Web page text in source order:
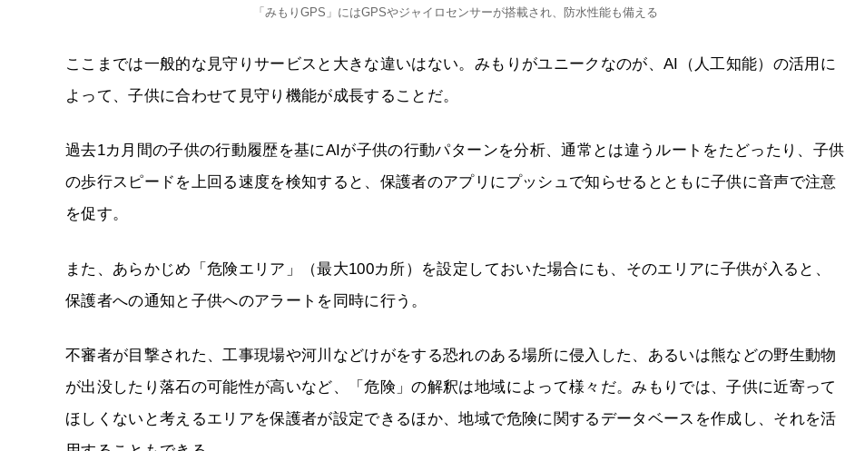
「みもりGPS」にはGPSやジャイロセンサーが搭載され、防水性能も備える
ここまでは一般的な見守りサービスと大きな違いはない。みもりがユニークなのが、AI（人工知能）の活用に
よって、子供に合わせて見守り機能が成長することだ。
過去1カ月間の子供の行動履歴を基にAIが子供の行動パターンを分析、通常とは違うルートをたどったり、子供
の歩行スピードを上回る速度を検知すると、保護者のアプリにプッシュで知らせるとともに子供に音声で注意
を促す。
また、あらかじめ「危険エリア」（最大100カ所）を設定しておいた場合にも、そのエリアに子供が入ると、
保護者への通知と子供へのアラートを同時に行う。
不審者が目撃された、工事現場や河川などけがをする恐れのある場所に侵入した、あるいは熊などの野生動物
が出没したり落石の可能性が高いなど、「危険」の解釈は地域によって様々だ。みもりでは、子供に近寄って
ほしくないと考えるエリアを保護者が設定できるほか、地域で危険に関するデータベースを作成し、それを活